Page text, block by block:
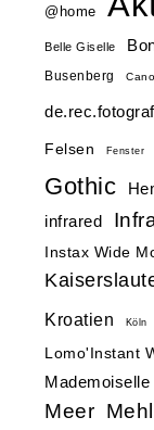
@home
Belle Giselle
Busenberg
Felsen Fenster
Gothic
infrared
Instax Wide
Kroatien Köln
Lomo'Instant
Mademoiselle
Meer